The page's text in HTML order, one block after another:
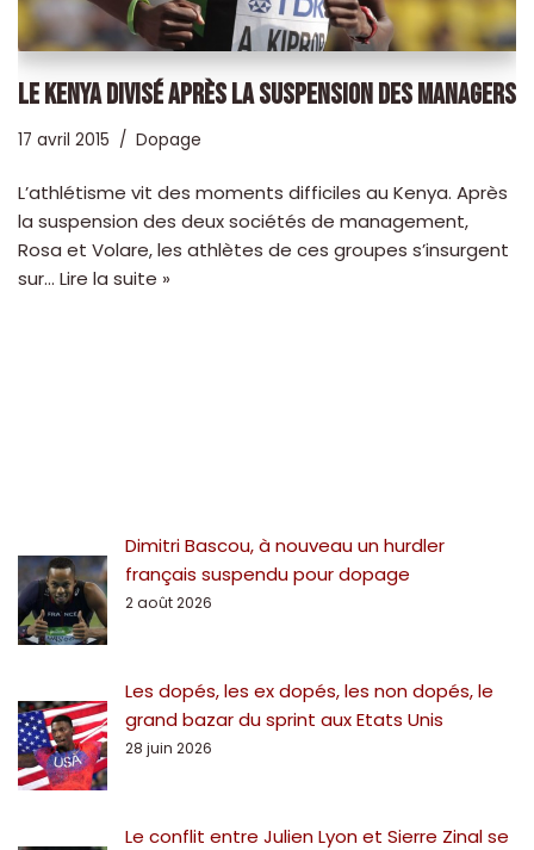
LE KENYA DIVISÉ APRÈS LA SUSPENSION DES MANAGERS
17 avril 2015 Dopage
L’athlétisme vit des moments difficiles au Kenya. Après
la suspension des deux sociétés de management,
Rosa et Volare, les athlètes de ces groupes s’insurgent
sur… Lire la suite »
Dimitri Bascou, à nouveau un hurdler
français suspendu pour dopage
2 août 2026
Les dopés, les ex dopés, les non dopés, le
grand bazar du sprint aux Etats Unis
28 juin 2026
Le conflit entre Julien Lyon et Sierre Zinal se